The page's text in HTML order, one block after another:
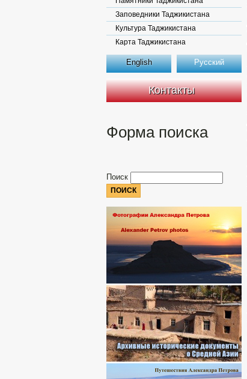
Заповедники Таджикистана
Культура Таджикистана
Карта Таджикистана
English Русский
Контакты
Форма поиска
Поиск